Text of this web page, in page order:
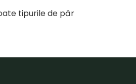
tipurile de păr